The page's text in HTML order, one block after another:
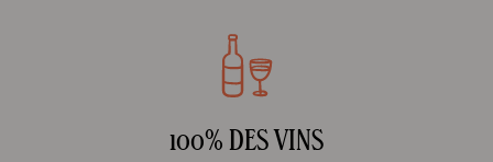
100% DES VINS